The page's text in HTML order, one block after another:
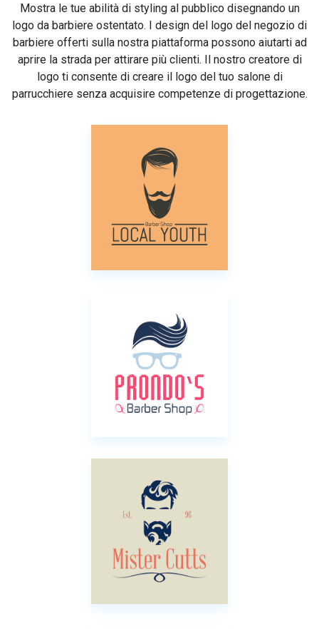
Mostra le tue abilità di styling al pubblico disegnando un
logo da barbiere ostentato. I design del logo del negozio di
barbiere offerti sulla nostra piattaforma possono aiutarti ad
aprire la strada per attirare più clienti. Il nostro creatore di
logo ti consente di creare il logo del tuo salone di
parrucchiere senza acquisire competenze di progettazione.